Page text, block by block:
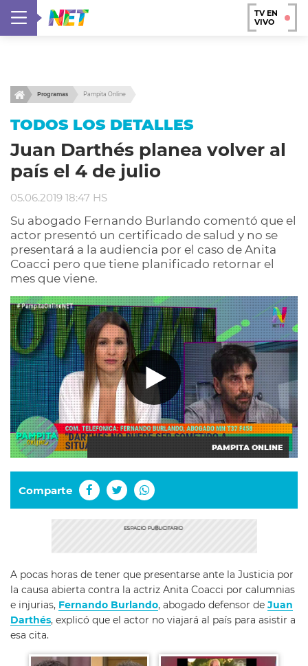
TV EN
VIVO
Programas Pampita Online
TODOS LOS DETALLES
Juan Darthés planea volver al
país el 4 de julio
05.06.2019 18:47 HS
Su abogado Fernando Burlando comentó que el
actor presentó un certificado de salud y no se
presentará a la audiencia por el caso de Anita
Coacci pero que tiene planificado retornar el
mes que viene.
PAMPITA ONLINE
Comparte
A pocas horas de tener que presentarse ante la Justicia por
la causa abierta contra la actriz Anita Coacci por calumnias
e injurias, Fernando Burlando, abogado defensor de Juan
Darthés, explicó que el actor no viajará al país para asistir a
esa cita.